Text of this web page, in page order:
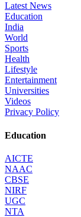
Latest News
Education
India
World
Sports
Health
Lifestyle
Entertainment
Universities
Videos
Privacy Policy
Education
AICTE
NAAC
CBSE
NIRF
UGC
NTA